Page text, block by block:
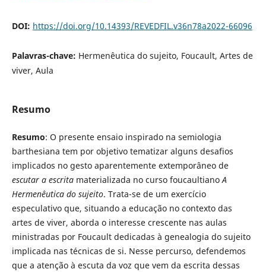
DOI: https://doi.org/10.14393/REVEDFIL.v36n78a2022-66096
Palavras-chave: Hermenêutica do sujeito, Foucault, Artes de
viver, Aula
Resumo
Resumo: O presente ensaio inspirado na semiologia
barthesiana tem por objetivo tematizar alguns desafios
implicados no gesto aparentemente extemporâneo de
escutar a escritamaterializada no curso foucaultianoA
Hermenêutica do sujeito. Trata-se de um exercício
especulativo que, situando a educação no contexto das
artes de viver, aborda o interesse crescente nas aulas
ministradas por Foucault dedicadas à genealogia do sujeito
implicada nas técnicas de si. Nesse percurso, defendemos
que a atenção à escuta da voz que vem da escrita dessas